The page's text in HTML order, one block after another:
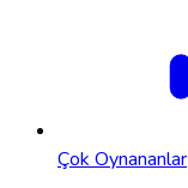
Çok Oynananlar